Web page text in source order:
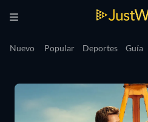
Nuevo Popular Deportes Guía